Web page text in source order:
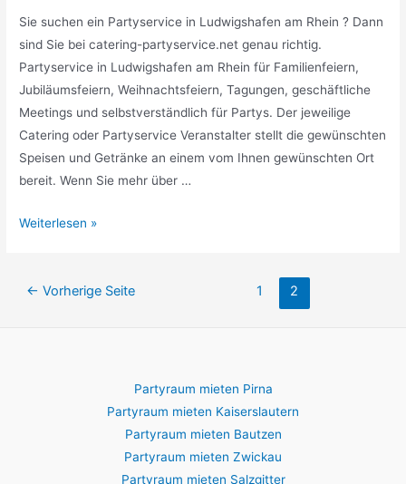
Sie suchen ein Partyservice in Ludwigshafen am Rhein ? Dann
sind Sie bei catering-partyservice.net genau richtig.
Partyservice in Ludwigshafen am Rhein für Familienfeiern,
Jubiläumsfeiern, Weihnachtsfeiern, Tagungen, geschäftliche
Meetings und selbstverständlich für Partys. Der jeweilige
Catering oder Partyservice Veranstalter stellt die gewünschten
Speisen und Getränke an einem vom Ihnen gewünschten Ort
bereit. Wenn Sie mehr über …
Catering
in
Weiterlesen »
Beitragsnavigation
← Vorherige Seite 1 2
Partyraum mieten Pirna
Partyraum mieten Kaiserslautern
Partyraum mieten Bautzen
Partyraum mieten Zwickau
Partyraum mieten Salzgitter